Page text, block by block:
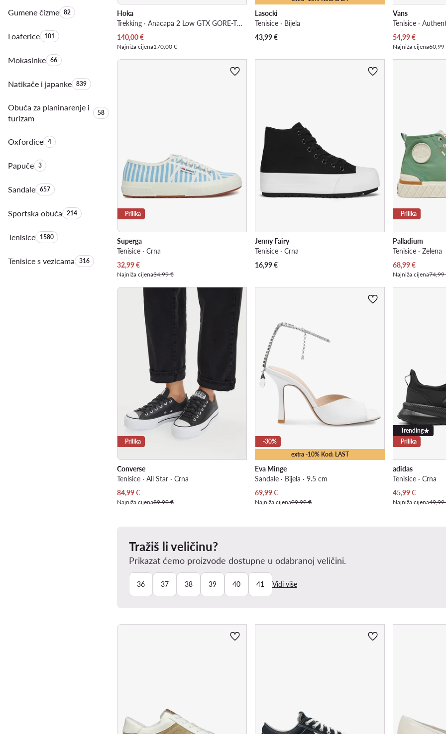
Gumene čizmeKoličina proizvoda:
82
LoafericeKoličina proizvoda:
101
MokasinkeKoličina proizvoda:
66
Natikače i japankeKoličina proizvoda:
839
Obuća za planinarenje i
turizam
Količina proizvoda:
58
OxfordiceKoličina proizvoda:
4
PapučeKoličina proizvoda:
3
SandaleKoličina proizvoda:
657
Sportska obućaKoličina proizvoda:
214
TenisiceKoličina proizvoda:
1580
Tenisice s vezicamaKoličina proizvoda:
316
Hoka
Trekking · Anacapa 2 Low GTX GORE-TEX 1142830 · Crna
Trenutna cijena
140,00€
Najniža cijena170,00 €
Lasocki
Tenisice · Bijela
43,99€
Vans
Tenisice ·
Trenutna cijena
54,99€
Najniža cijena60,99
Prilika
Superga
Tenisice · Crna
Trenutna cijena
32,99€
Najniža cijena34,99 €
Jenny Fairy
Tenisice · Crna
16,99€
Prilika
Palladium
Tenisice · Zelena
Trenutna cijena
68,99€
Najniža cijena74,99
Prilika
Converse
Tenisice · All Star · Crna
Trenutna cijena
84,99€
Najniža cijena89,99 €
extra -10% Kod: LAST
-30%
Eva Minge
Sandale · Bijela · 9.5 cm
Trenutna cijena
69,99€
Najniža cijena99,99 €
Trending
Prilika
adidas
Tenisice · Crna
Trenutna cijena
45,99€
Najniža cijena49,99
Tražiš li veličinu?
Prikazat ćemo proizvode dostupne u odabranoj veličini.
36 37 38 39 40 41 Vidi više